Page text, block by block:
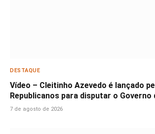
DESTAQUE
Vídeo – Cleitinho Azevedo é lançado
Republicanos para disputar o Governo
7 de agosto de 2026